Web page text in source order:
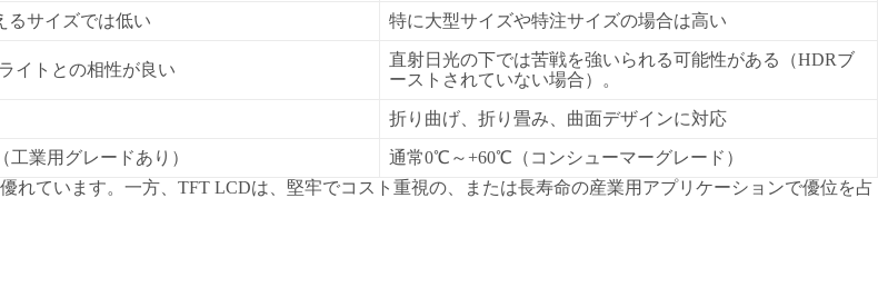
るサイズでは低い 特に大型サイズや特注サイズの場合は高い
イトとの相性が良い
直射日光の下では苦戦を強いられる可能性がある（HDRブ
ーストされていない場合）。
折り曲げ、折り畳み、曲面デザインに対応
業用グレードあり）
通常0℃～+60℃（コンシューマーグレード）
れています。一方、TFT LCDは、堅牢でコスト重視の、または長寿命の産業用アプリケーションで優位を占